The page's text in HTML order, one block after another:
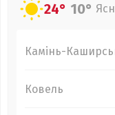
24° 10°
Камінь-
Ковель